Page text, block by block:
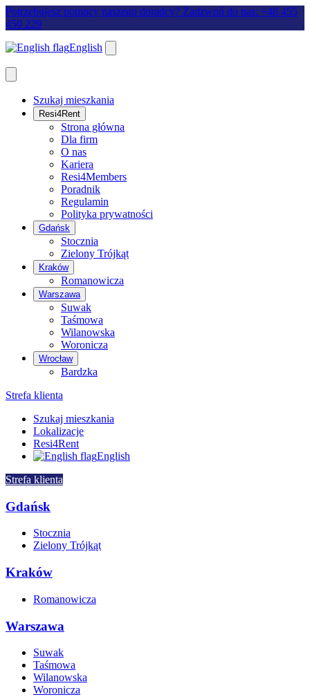
Potrzebujesz pomocy naszego doradcy? Zadzwoń do nas: +48 455
450 229
English
Szukaj mieszkania
Resi4Rent
Strona główna
Dla firm
O nas
Kariera
Resi4Members
Poradnik
Regulamin
Polityka prywatności
Gdańsk
Stocznia
Zielony Trójkąt
Kraków
Romanowicza
Warszawa
Suwak
Taśmowa
Wilanowska
Woronicza
Wrocław
Bardzka
Strefa klienta
Szukaj mieszkania
Lokalizacje
Resi4Rent
English
Strefa klienta
Gdańsk
Stocznia
Zielony Trójkąt
Kraków
Romanowicza
Warszawa
Suwak
Taśmowa
Wilanowska
Woronicza